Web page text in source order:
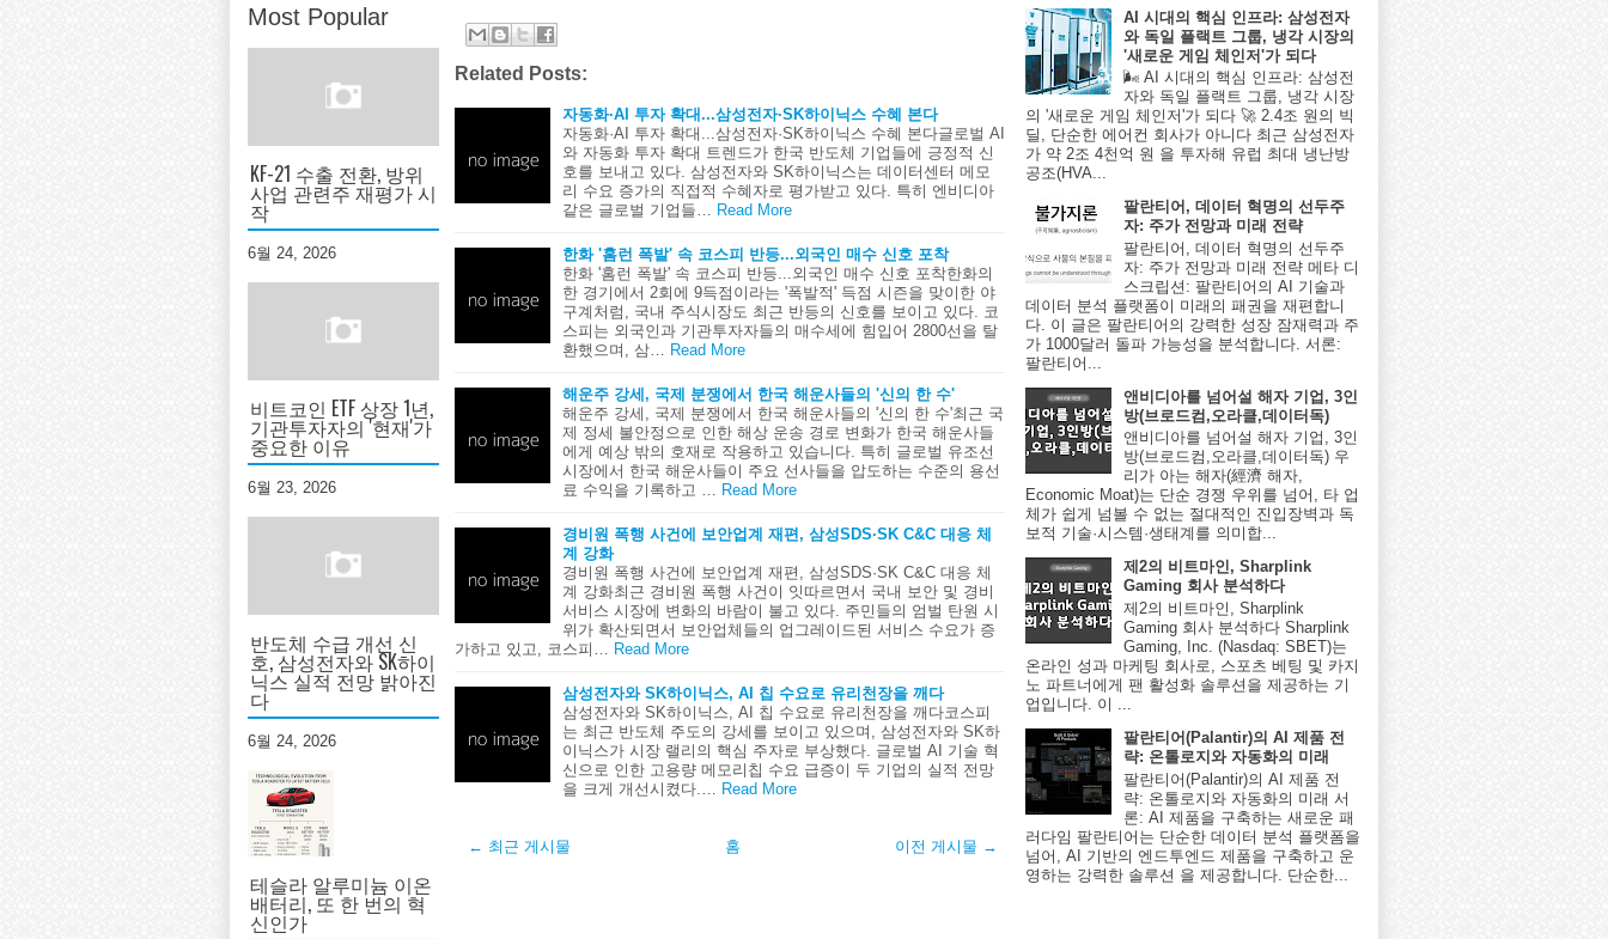
Most Popular
KF-21 수출 전환, 방위
사업 관련주 재평가 시
작
6월 24, 2026
비트코인 ETF 상장 1년,
기관투자자의 '현재'가
중요한 이유
6월 23, 2026
반도체 수급 개선 신
호, 삼성전자와 SK하이
닉스 실적 전망 밝아진
다
6월 24, 2026
테슬라 알루미늄 이온
배터리, 또 한 번의 혁
신인가
Related Posts:
자동화·AI 투자 확대...삼성전자·SK하이닉스 수혜 본다
자동화·AI 투자 확대...삼성전자·SK하이닉스 수혜 본다글로벌 AI
와 자동화 투자 확대 트렌드가 한국 반도체 기업들에 긍정적 신
호를 보내고 있다. 삼성전자와 SK하이닉스는 데이터센터 메모
리 수요 증가의 직접적 수혜자로 평가받고 있다. 특히 엔비디아
같은 글로벌 기업들…
Read More
한화 '홈런 폭발' 속 코스피 반등...외국인 매수 신호 포착
한화 '홈런 폭발' 속 코스피 반등...외국인 매수 신호 포착한화의
한 경기에서 2회에 9득점이라는 '폭발적' 득점 시즌을 맞이한 야
구계처럼, 국내 주식시장도 최근 반등의 신호를 보이고 있다. 코
스피는 외국인과 기관투자자들의 매수세에 힘입어 2800선을 탈
환했으며, 삼…
Read More
해운주 강세, 국제 분쟁에서 한국 해운사들의 '신의 한 수'
해운주 강세, 국제 분쟁에서 한국 해운사들의 '신의 한 수'최근 국
제 정세 불안정으로 인한 해상 운송 경로 변화가 한국 해운사들
에게 예상 밖의 호재로 작용하고 있습니다. 특히 글로벌 유조선
시장에서 한국 해운사들이 주요 선사들을 압도하는 수준의 용선
료 수익을 기록하고 …
Read More
경비원 폭행 사건에 보안업계 재편, 삼성SDS·SK C&C 대응 체
계 강화
경비원 폭행 사건에 보안업계 재편, 삼성SDS·SK C&C 대응 체
계 강화최근 경비원 폭행 사건이 잇따르면서 국내 보안 및 경비
서비스 시장에 변화의 바람이 불고 있다. 주민들의 엄벌 탄원 시
위가 확산되면서 보안업체들의 업그레이드된 서비스 수요가 증
가하고 있고, 코스피…
Read More
삼성전자와 SK하이닉스, AI 칩 수요로 유리천장을 깨다
삼성전자와 SK하이닉스, AI 칩 수요로 유리천장을 깨다코스피
는 최근 반도체 주도의 강세를 보이고 있으며, 삼성전자와 SK하
이닉스가 시장 랠리의 핵심 주자로 부상했다. 글로벌 AI 기술 혁
신으로 인한 고용량 메모리칩 수요 급증이 두 기업의 실적 전망
을 크게 개선시켰다.…
Read More
← 최근 게시물 이전 게시물 →
홈
AI 시대의 핵심 인프라: 삼성전자
와 독일 플랙트 그룹, 냉각 시장의
'새로운 게임 체인저'가 되다
🌬️ AI 시대의 핵심 인프라: 삼성전
자와 독일 플랙트 그룹, 냉각 시장
의 '새로운 게임 체인저'가 되다 🚀 2.4조 원의 빅
딜, 단순한 에어컨 회사가 아니다 최근 삼성전자
가 약 2조 4천억 원 을 투자해 유럽 최대 냉난방
공조(HVA...
팔란티어, 데이터 혁명의 선두주
자: 주가 전망과 미래 전략
팔란티어, 데이터 혁명의 선두주
자: 주가 전망과 미래 전략 메타 디
스크립션: 팔란티어의 AI 기술과
데이터 분석 플랫폼이 미래의 패권을 재편합니
다. 이 글은 팔란티어의 강력한 성장 잠재력과 주
가 1000달러 돌파 가능성을 분석합니다. 서론:
팔란티어...
앤비디아를 넘어설 해자 기업, 3인
방(브로드컴,오라클,데이터독)
앤비디아를 넘어설 해자 기업, 3인
방(브로드컴,오라클,데이터독) 우
리가 아는 해자(經濟 해자,
Economic Moat)는 단순 경쟁 우위를 넘어, 타 업
체가 쉽게 넘볼 수 없는 절대적인 진입장벽과 독
보적 기술·시스템·생태계를 의미합...
제2의 비트마인, Sharplink
Gaming 회사 분석하다
제2의 비트마인, Sharplink
Gaming 회사 분석하다 Sharplink
Gaming, Inc. (Nasdaq: SBET)는
온라인 성과 마케팅 회사로, 스포츠 베팅 및 카지
노 파트너에게 팬 활성화 솔루션을 제공하는 기
업입니다. 이 ...
팔란티어(Palantir)의 AI 제품 전
략: 온톨로지와 자동화의 미래
팔란티어(Palantir)의 AI 제품 전
략: 온톨로지와 자동화의 미래 서
론: AI 제품을 구축하는 새로운 패
러다임 팔란티어는 단순한 데이터 분석 플랫폼을
넘어, AI 기반의 엔드투엔드 제품을 구축하고 운
영하는 강력한 솔루션 을 제공합니다. 단순한...